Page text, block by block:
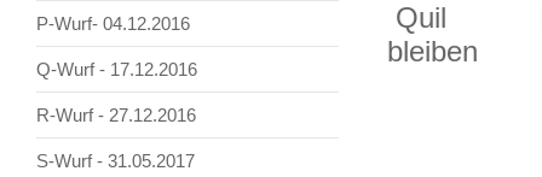
P-Wurf- 04.12.2016
Q-Wurf - 17.12.2016
R-Wurf - 27.12.2016
S-Wurf - 31.05.2017
Quil
bleiben